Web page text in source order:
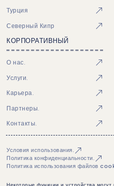
Турция
Северный Кипр
КОРПОРАТИВНЫЙ
О нас.
Услуги.
Карьера.
Партнеры.
Контакты.
Условия использования.
Политика конфиденциальности.
Политика использования файлов